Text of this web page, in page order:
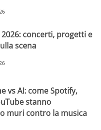
concerti, progetti e
scena
vs AI: come Spotify,
stanno
muri contro la musica